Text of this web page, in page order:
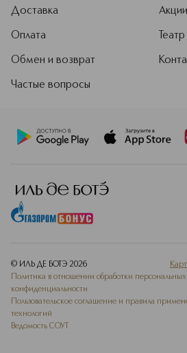
Доставка
Оплата
Обмен и возврат
Частые вопросы
Акции
© ИЛЬ ДЕ БОТЭ 2026
Политика в отношении обработки
конфиденциальности
Пользовательское соглашение и правила
технологий
Ведомость СОУТ